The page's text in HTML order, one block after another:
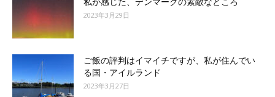
2023年3月29日
ご飯の評判はイマイチですが、私が住んでい
る国・アイルランド
2023年3月27日